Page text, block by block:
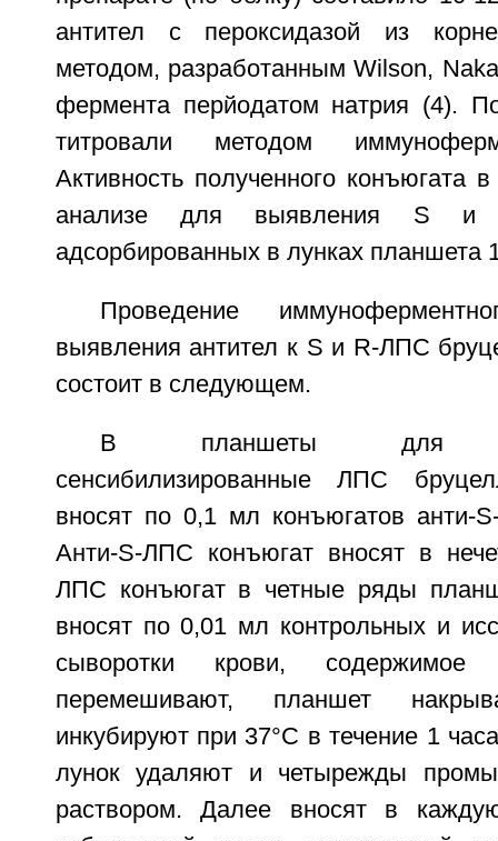
антител с пероксидазой из
методом, разработанным Wilson,
фермента перйодатом натрия (4).
титровали методом
Активность полученного конъюгата
анализе для выявления S и
адсорбированных в лунках планшета
Проведение
выявления антител к S и R-ЛПС
состоит в следующем.
В планшеты для
сенсибилизированные ЛПС
вносят по 0,1 мл конъюгатов анти-
Анти-S-ЛПС конъюгат вносят в
ЛПС конъюгат в четные ряды
вносят по 0,01 мл контрольных и
сыворотки крови, содержимое
перемешивают, планшет
инкубируют при 37°С в течение 1
лунок удаляют и четырежды
раствором. Далее вносят в